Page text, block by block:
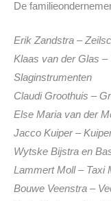
De
Erik Zandstra –
Klaas van der Glas –
Slaginstrumenten
Claudi Groothuis –
Else Maria van der
Jacco Kuiper –
Wytske Bijstra en
Lammert Moll – Taxi
Bouwe Veenstra –